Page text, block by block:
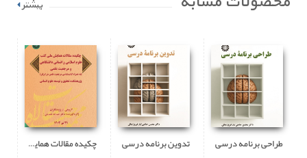
بیشتر
طراحی برنامه درسی تدوین برنامه درسی چکیده مقالات همایش ملی کتب علوم اسلامی و انسانی دانشگاهی و مرجعیت علمی